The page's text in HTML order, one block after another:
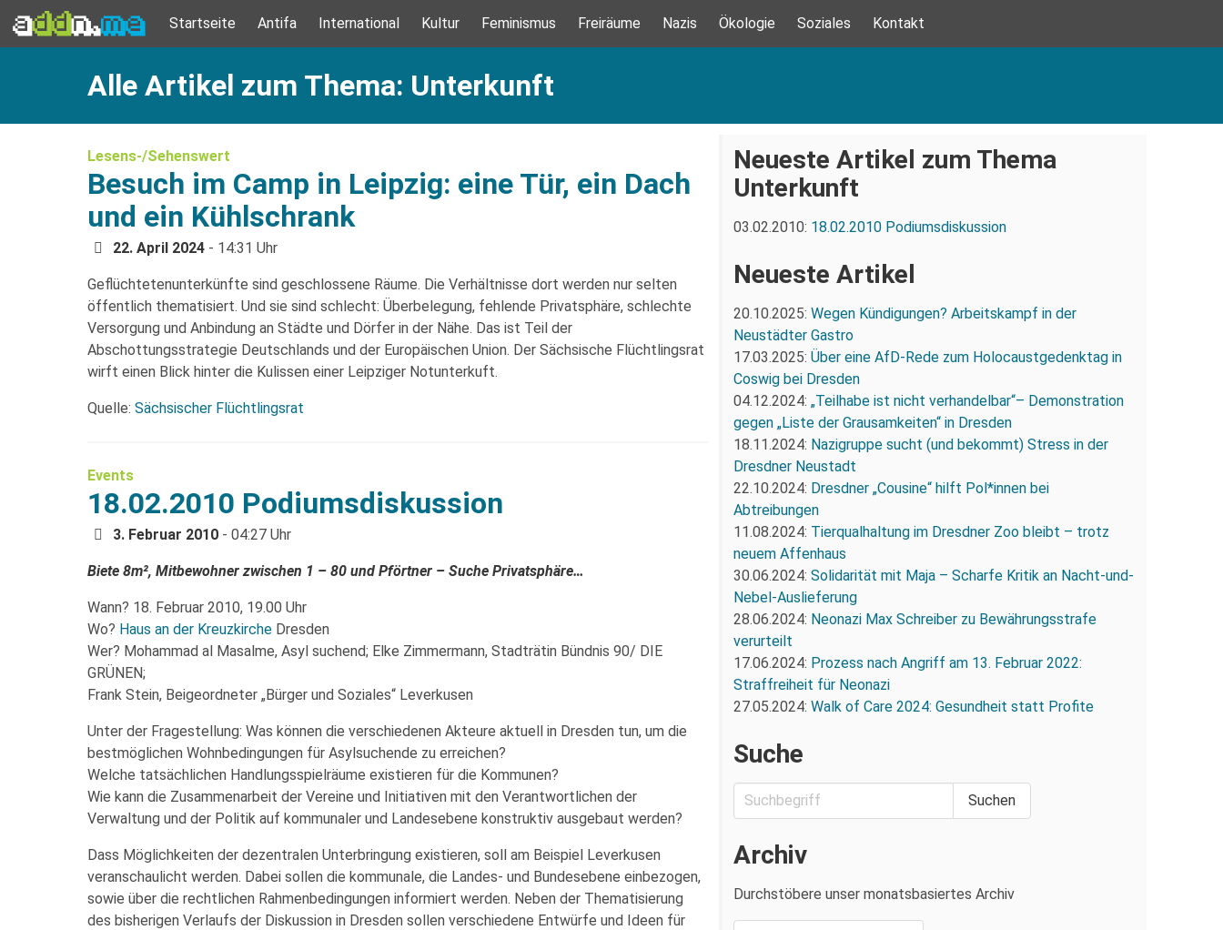
Startseite Antifa International Kultur Feminismus Freiräume Nazis Ökologie Soziales Kontakt
Alle Artikel zum Thema: Unterkunft
Lesens-/Sehenswert
Besuch im Camp in Leipzig: eine Tür, ein Dach
und ein Kühlschrank
22. April 2024 - 14:31 Uhr
Geflüchtetenunterkünfte sind geschlossene Räume. Die Verhältnisse dort werden nur selten
öffentlich thematisiert. Und sie sind schlecht: Überbelegung, fehlende Privatsphäre, schlechte
Versorgung und Anbindung an Städte und Dörfer in der Nähe. Das ist Teil der
Abschottungsstrategie Deutschlands und der Europäischen Union. Der Sächsische Flüchtlingsrat
wirft einen Blick hinter die Kulissen einer Leipziger Notunterkuft.
Quelle: Sächsischer Flüchtlingsrat
Events
18.02.2010 Podiumsdiskussion
3. Februar 2010 - 04:27 Uhr
Biete 8m², Mitbewohner zwischen 1 – 80 und Pförtner – Suche Privatsphäre…
Wann? 18. Februar 2010, 19.00 Uhr
Wo? Haus an der Kreuzkirche Dresden
Wer? Mohammad al Masalme, Asyl suchend; Elke Zimmermann, Stadträtin Bündnis 90/ DIE
GRÜNEN;
Frank Stein, Beigeordneter „Bürger und Soziales“ Leverkusen
Unter der Fragestellung: Was können die verschiedenen Akteure aktuell in Dresden tun, um die
bestmöglichen Wohnbedingungen für Asylsuchende zu erreichen?
Welche tatsächlichen Handlungsspielräume existieren für die Kommunen?
Wie kann die Zusammenarbeit der Vereine und Initiativen mit den Verantwortlichen der
Verwaltung und der Politik auf kommunaler und Landesebene konstruktiv ausgebaut werden?
Dass Möglichkeiten der dezentralen Unterbringung existieren, soll am Beispiel Leverkusen
veranschaulicht werden. Dabei sollen die kommunale, die Landes- und Bundesebene einbezogen,
sowie über die rechtlichen Rahmenbedingungen informiert werden. Neben der Thematisierung
des bisherigen Verlaufs der Diskussion in Dresden sollen verschiedene Entwürfe und Ideen für
Neueste Artikel zum Thema
Unterkunft
03.02.2010: 18.02.2010 Podiumsdiskussion
Neueste Artikel
20.10.2025: Wegen Kündigungen? Arbeitskampf in der
Neustädter Gastro
17.03.2025: Über eine AfD-Rede zum Holocaustgedenktag in
Coswig bei Dresden
04.12.2024: „Teilhabe ist nicht verhandelbar“– Demonstration
gegen „Liste der Grausamkeiten“ in Dresden
18.11.2024: Nazigruppe sucht (und bekommt) Stress in der
Dresdner Neustadt
22.10.2024: Dresdner „Cousine“ hilft Pol*innen bei
Abtreibungen
11.08.2024: Tierqualhaltung im Dresdner Zoo bleibt – trotz
neuem Affenhaus
30.06.2024: Solidarität mit Maja – Scharfe Kritik an Nacht-und-
Nebel-Auslieferung
28.06.2024: Neonazi Max Schreiber zu Bewährungsstrafe
verurteilt
17.06.2024: Prozess nach Angriff am 13. Februar 2022:
Straffreiheit für Neonazi
27.05.2024: Walk of Care 2024: Gesundheit statt Profite
Suche
Archiv
Durchstöbere unser monatsbasiertes Archiv